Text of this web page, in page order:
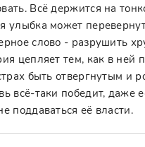
Всё держится на
улыбка может
слово - разрушить
цепляет тем, как в ней
быть отвергнутым и
всё-таки победит, даже
поддаваться её власти.